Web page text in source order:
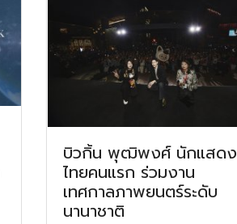
บิวกิ้น พุฒิพงศ์ นักแสดง
ไทยคนแรก ร่วมงาน
เทศกาลภาพยนตร์ระดับ
นานาชาติ